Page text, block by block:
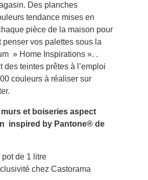
Des planches
tendance mises en
pièce de la maison pour
penser vos palettes sous la
» Home Inspirations ». .
des teintes prêtes à l’emploi
couleurs à réaliser sur
et boiseries aspect
inspired by Pantone® de
de 1 litre
chez Castorama